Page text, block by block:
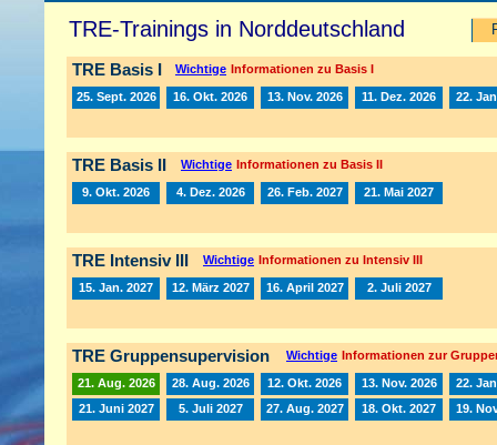
TRE-Trainings in Norddeutschland
TRE Basis I Wichtige Informationen zu Basis I
25. Sept. 2026 16. Okt. 2026 13. Nov. 2026 11. Dez. 2026 22.
TRE Basis II Wichtige Informationen zu Basis II
9. Okt. 2026 4. Dez. 2026 26. Feb. 2027 21. Mai 2027
TRE Intensiv III Wichtige Informationen zu Intensiv III
15. Jan. 2027 12. März 2027 16. April 2027 2. Juli 2027
TRE Gruppensupervision Wichtige Informationen zur
21. Aug. 2026 28. Aug. 2026 12. Okt. 2026 13. Nov. 2026
22.
21. Juni 2027
5. Juli 2027 27. Aug. 2027 18. Okt. 2027 19.